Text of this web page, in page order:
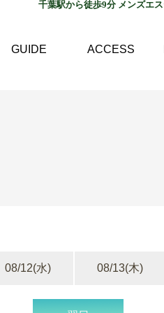
千葉駅から徒歩9分 メンズエ
GUIDE ACCESS
08/12(水) 08/13(木)